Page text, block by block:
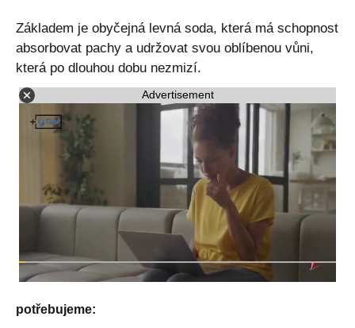
Základem je obyčejná levná soda, která má schopnost
absorbovat pachy a udržovat svou oblíbenou vůni,
která po dlouhou dobu nezmizí.
Advertisement
potřebujeme: